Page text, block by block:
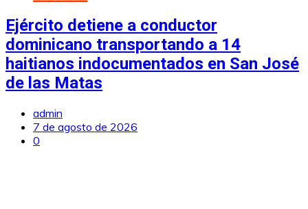
Ejército detiene a conductor
dominicano transportando a 14
haitianos indocumentados en San José
de las Matas
admin
7 de agosto de 2026
0